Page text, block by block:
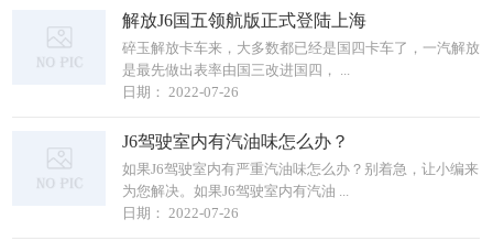
解放J6国五领航版正式登陆上海
碎玉解放卡车来，大多数都已经是国四卡车了，一汽解放
是最先做出表率由国三改进国四， ...
日期： 2022-07-26
J6驾驶室内有汽油味怎么办？
如果J6驾驶室内有严重汽油味怎么办？别着急，让小编来
为您解决。如果J6驾驶室内有汽油 ...
日期： 2022-07-26